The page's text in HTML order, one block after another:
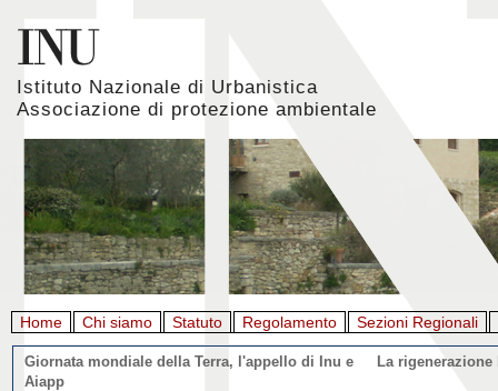
Istituto Nazionale di Urbanistica
Associazione di protezione ambientale
Home Chi siamo Statuto Regolamento Sezioni Regionali
Giornata mondiale della Terra, l'appello di Inu e
Aiapp
La